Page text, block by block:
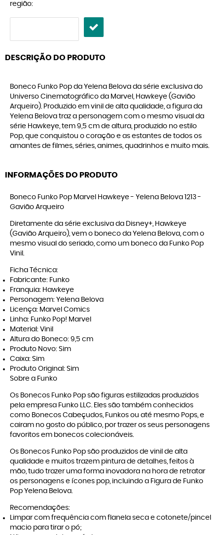
região:
DESCRIÇÃO DO PRODUTO
Boneco Funko Pop da Yelena Belova da série exclusiva do
Universo Cinematográfico da Marvel, Hawkeye (Gavião
Arqueiro). Produzido em vinil de alta qualidade, a figura da
Yelena Belova traz a personagem com o mesmo visual da
série Hawkeye, tem 9,5 cm de altura, produzido no estilo
Pop, que conquistou o coração e as estantes de todos os
amantes de filmes, séries, animes, quadrinhos e muito mais.
INFORMAÇÕES DO PRODUTO
Boneco Funko Pop Marvel Hawkeye - Yelena Belova 1213 -
Gavião Arqueiro
Diretamente da série exclusiva da Disney+, Hawkeye
(Gavião Arqueiro), vem o boneco da Yelena Belova, com o
mesmo visual do seriado, como um boneco da Funko Pop
Vinil.
Ficha Técnica:
Fabricante: Funko
Franquia: Hawkeye
Personagem: Yelena Belova
Licença: Marvel Comics
Linha: Funko Pop! Marvel
Material: Vinil
Altura do Boneco: 9,5 cm
Produto Novo: Sim
Caixa: Sim
Produto Original: Sim
Sobre a Funko
Os Bonecos Funko Pop são figuras estilizadas produzidos
pela empresa Funko LLC. Eles são também conhecidos
como Bonecos Cabeçudos, Funkos ou até mesmo Pops, e
cairam no gosto do público, por trazer os seus personagens
favoritos em bonecos colecionáveis.
Os Bonecos Funko Pop são produzidos de vinil de alta
qualidade e muitos trazem pintura de detalhes, feitos à
mão, tudo trazer uma forma inovadora na hora de retratar
os personagens e ícones pop, incluindo a Figura de Funko
Pop Yelena Belova.
Recomendações:
Limpar com frequência com flanela seca e cotonete/pincel
macio para tirar o pó;